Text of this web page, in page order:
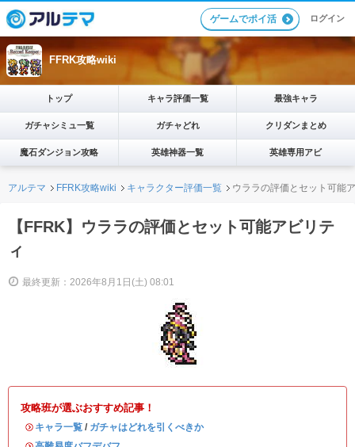
ゲームでポイ活 ログイン
FFRK攻略wiki
トップ キャラ評価一覧 最強キャラ
ガチャシミュ一覧 ガチャどれ クリダンまとめ
魔石ダンジョン攻略 英雄神器一覧 英雄専用アビ
アルテマ FFRK攻略wiki キャラクター評価一覧 ウララの評価とセット可能
【FFRK】ウララの評価とセット可能アビリテ
ィ
最終更新：2026年8月1日(土) 08:01
攻略班が選ぶおすすめ記事！
・ キャラ一覧 / ガチャはどれを引くべきか